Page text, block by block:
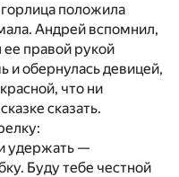
положила
Андрей вспомнил,
ее правой рукой
и обернулась девицей,
что ни
сказать.
удержать —
Буду тебе честной